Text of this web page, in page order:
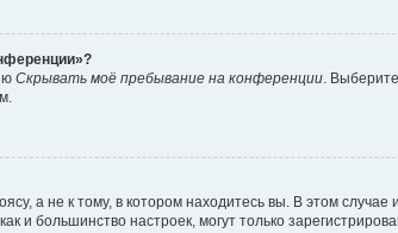
Скрывать моё пребывание на конференции.
а не к тому, в котором находитесь вы. В этом
и большинство настроек, могут только